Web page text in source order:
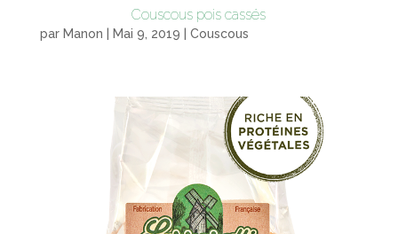
Couscous pois cassés
par Manon Mai 9, 2019 Couscous